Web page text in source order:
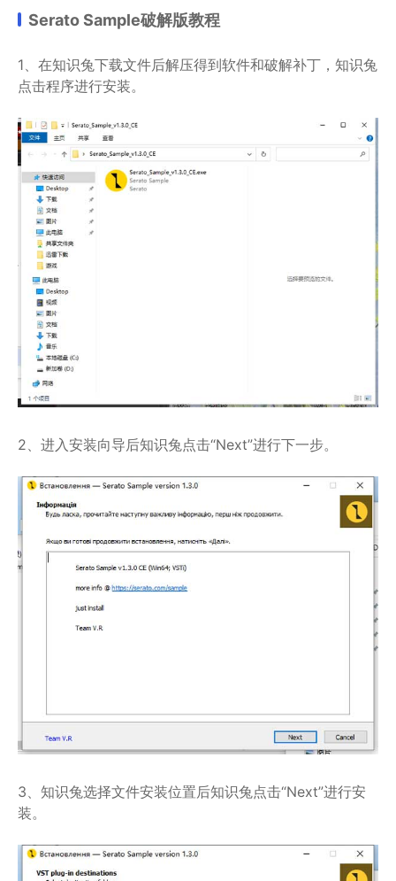
Serato Sample破解版教程
1、在知识兔下载文件后解压得到软件和破解补丁，知识兔
点击程序进行安装。
2、进入安装向导后知识兔点击“Next”进行下一步。
3、知识兔选择文件安装位置后知识兔点击“Next”进行安
装。